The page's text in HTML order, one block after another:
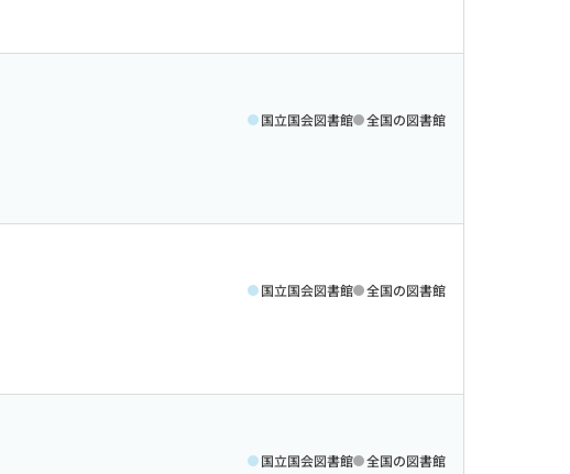
国立国会図書館 全国の図書館
国立国会図書館 全国の図書館
国立国会図書館 全国の図書館